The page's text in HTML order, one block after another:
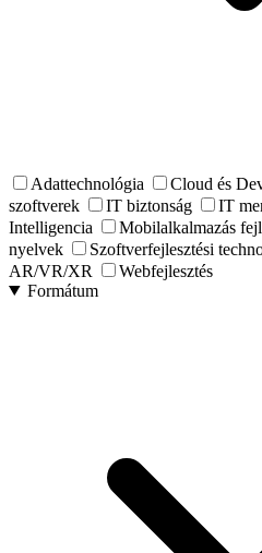
Adattechnológia Cloud és
szoftverek
IT biztonság IT
Intelligencia
Mobilalkalmazás
nyelvek
Szoftverfejlesztési
AR/VR/XR
Webfejlesztés
Formátum